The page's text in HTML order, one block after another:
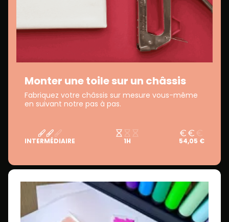
Monter une toile sur un châssis
Fabriquez votre châssis sur mesure vous-même
en suivant notre pas à pas.
INTERMÉDIAIRE 1H 54,05 €